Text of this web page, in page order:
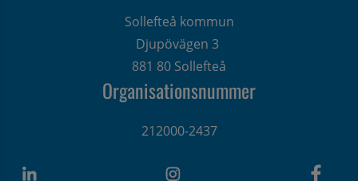
Sollefteå kommun
Djupövägen 3
881 80 Sollefteå
Organisationsnummer
212000-2437